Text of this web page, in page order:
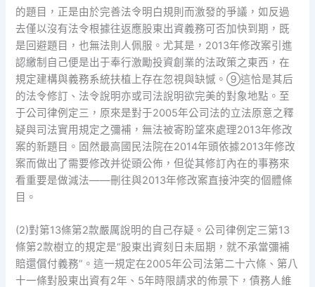
的題目，正是由於完善法令明白規則而激發的爭議，如反過
去僅以沒有法令根據往返應股東出資義務可否加快到期，既
是回避題目，也無法則人佩服。尤其是，2013年修改案引進
認繳制自己便是出于奉行激勵投資創業的法政策之東西，在
規定建構與義務系統扶植上存在忽視與缺憾。⑨這恰是其后
的法令修訂、法令說明亦或司法說明欲完美的對象地點。至
于公司律例定三，原來是對于2005年公司法的立法原意之釋
疑與司法實用規定之彌補，無法被寄盼望來處理2013年修改
案的新題目。固然最高國民法院在2014年頭依據2013年修改
案而做出了需要修改并從頭公佈，但從其修訂內在的事務來
看重要是做減法——刪往與2013年修改案直接沖突的個體條
目。
(2)對第13條第2款嚴厲說明的自己存疑。公司律例定三第13
條第2款樹立的規定是“股東出資刻日未屆期，就不承當彌補
賠還償付義務”。這一規定在2005年公司法第二十六條、第八
十一條對股東出資有2年、5年時限請求的佈景下，債務人維